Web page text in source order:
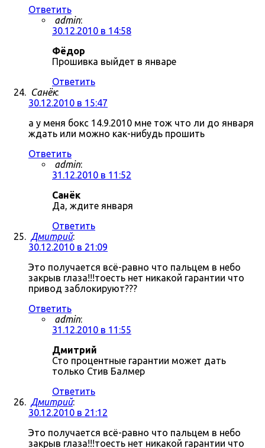
Ответить
admin:
30.12.2010 в 14:58
Фёдор
Прошивка выйдет в январе
Ответить
Санёк:
30.12.2010 в 15:47
а у меня бокс 14.9.2010 мне тож что ли до января
ждать или можно как-нибудь прошить
Ответить
admin:
31.12.2010 в 11:52
Санёк
Да, ждите января
Ответить
Дмитрий:
30.12.2010 в 21:09
Это получается всё-равно что пальцем в небо
закрыв глаза!!!тоесть нет никакой гарантии что
привод заблокируют???
Ответить
admin:
31.12.2010 в 11:55
Дмитрий
Сто процентные гарантии может дать
только Стив Балмер
Ответить
Дмитрий:
30.12.2010 в 21:12
Это получается всё-равно что пальцем в небо
закрыв глаза!!!тоесть нет никакой гарантии что